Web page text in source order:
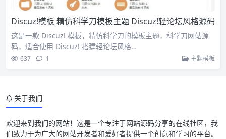
Discuz!模板 精仿科学刀模板主题 Discuz!轻论坛风格源码
这是一款 Discuz! 模板，精仿科学刀的模板主题，科学刀网站源
码，适合使用 Discuz! 搭建轻论坛风格…
637 1 主题模板
关于我们
欢迎来到我们的网站！这是一个专注于网站源码分享的在线社区，我
们致力于为广大的网站开发者和爱好者提供一个创意和学习的平台。